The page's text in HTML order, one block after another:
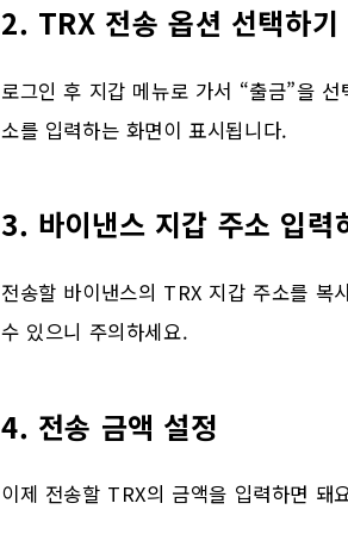
2. TRX 전송 옵션 선택하기
로그인 후 지갑 메뉴로 가서 “출금”을
소를 입력하는 화면이 표시됩니다.
3. 바이낸스 지갑 주소 입력
전송할 바이낸스의 TRX 지갑 주소를 복
수 있으니 주의하세요.
4. 전송 금액 설정
이제 전송할 TRX의 금액을 입력하면